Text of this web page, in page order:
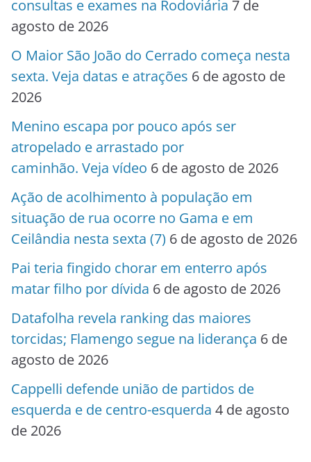
consultas e exames na Rodoviária 7 de
agosto de 2026
O Maior São João do Cerrado começa nesta
sexta. Veja datas e atrações 6 de agosto de
2026
Menino escapa por pouco após ser
atropelado e arrastado por
caminhão. Veja vídeo 6 de agosto de 2026
Ação de acolhimento à população em
situação de rua ocorre no Gama e em
Ceilândia nesta sexta (7) 6 de agosto de 2026
Pai teria fingido chorar em enterro após
matar filho por dívida 6 de agosto de 2026
Datafolha revela ranking das maiores
torcidas; Flamengo segue na liderança 6 de
agosto de 2026
Cappelli defende união de partidos de
esquerda e de centro-esquerda 4 de agosto
de 2026